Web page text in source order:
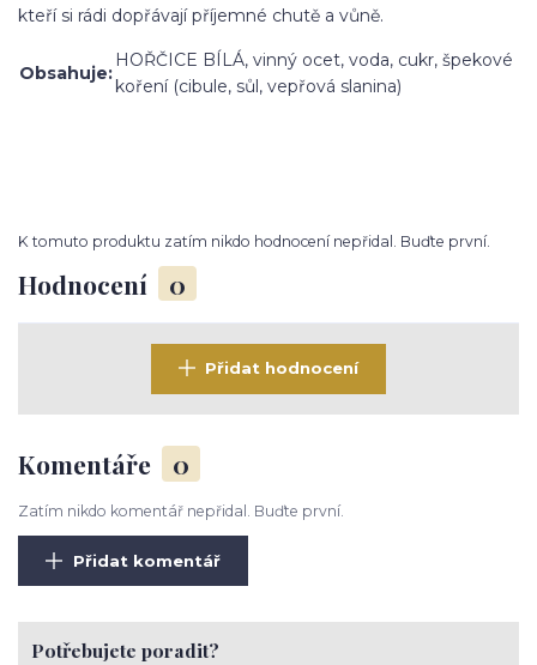
kteří si rádi dopřávají příjemné chutě a vůně.
Obsahuje:
HOŘČICE BÍLÁ, vinný ocet, voda, cukr, špekové
koření (cibule, sůl, vepřová slanina)
Hodnocení 0
K tomuto produktu zatím nikdo hodnocení nepřidal. Buďte první.
Přidat hodnocení
Komentáře 0
Zatím nikdo komentář nepřidal. Buďte první.
Přidat komentář
Potřebujete poradit?